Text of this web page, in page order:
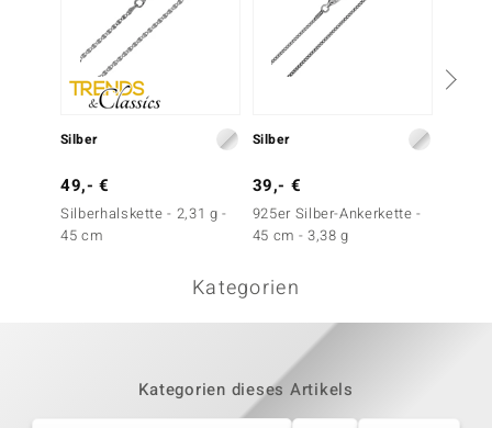
Silber
49,- €
Silberhalskette - 2,31 g -
45 cm
Silber
39,- €
925er Silber-Ankerkette -
45 cm - 3,38 g
Kategorien
Kategorien dieses Artikels